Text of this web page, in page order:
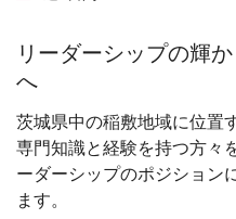
リーダーシップの輝
へ
茨城県中の稲敷地域に位置
専門知識と経験を持つ方々
ーダーシップのポジション
ます。